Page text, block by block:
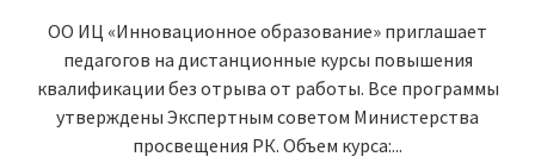
ОО ИЦ «Инновационное образование» приглашает
педагогов на дистанционные курсы повышения
квалификации без отрыва от работы. Все программы
утверждены Экспертным советом Министерства
просвещения РК. Объем курса:...